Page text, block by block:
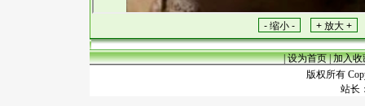
|设为首页|加入收
版权所有
站长